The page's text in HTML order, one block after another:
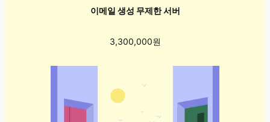
이메일 생성 무제한 서버
3,300,000원